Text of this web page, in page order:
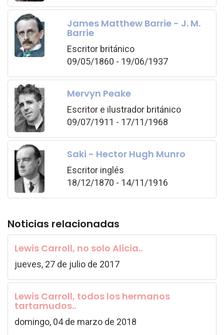
James Matthew Barrie - J. M.
Barrie
Escritor británico
09/05/1860 - 19/06/1937
Mervyn Peake
Escritor e ilustrador británico
09/07/1911 - 17/11/1968
Saki - Hector Hugh Munro
Escritor inglés
18/12/1870 - 14/11/1916
Noticias relacionadas
Lewis Carroll, no solo Alicia..
jueves, 27 de julio de 2017
Lewis Carroll, todos los hermanos
tartamudos..
domingo, 04 de marzo de 2018